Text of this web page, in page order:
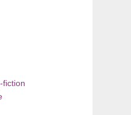
fiction